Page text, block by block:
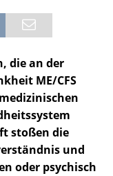
die an der
ME/CFS
stoßen die
und
oder psychisch